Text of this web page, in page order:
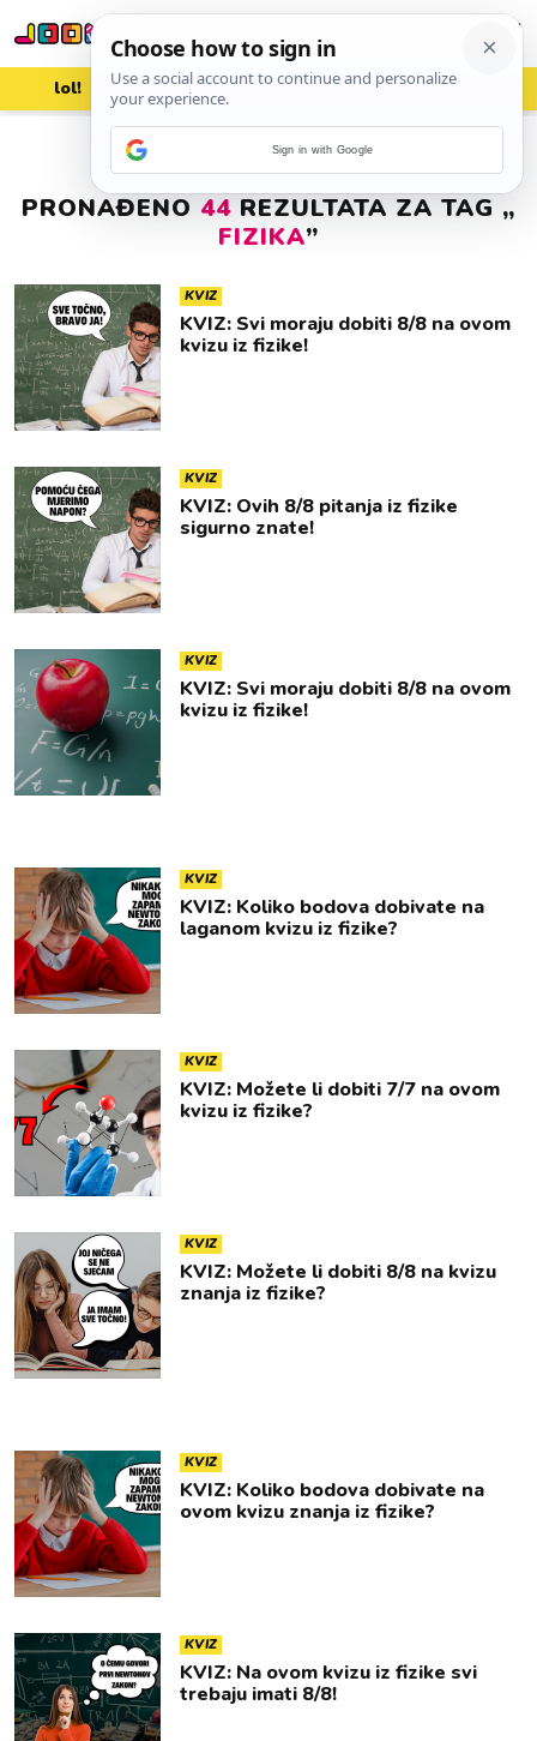
lol! aww vrh! woot?!
PRONAĐENO 44 REZULTATA ZA TAG „
FIZIKA”
KVIZ
KVIZ: Svi moraju dobiti 8/8 na ovom
kvizu iz fizike!
KVIZ
KVIZ: Ovih 8/8 pitanja iz fizike
sigurno znate!
KVIZ
KVIZ: Svi moraju dobiti 8/8 na ovom
kvizu iz fizike!
KVIZ
KVIZ: Koliko bodova dobivate na
laganom kvizu iz fizike?
KVIZ
KVIZ: Možete li dobiti 7/7 na ovom
kvizu iz fizike?
KVIZ
KVIZ: Možete li dobiti 8/8 na kvizu
znanja iz fizike?
KVIZ
KVIZ: Koliko bodova dobivate na
ovom kvizu znanja iz fizike?
KVIZ
KVIZ: Na ovom kvizu iz fizike svi
trebaju imati 8/8!
Sign in with Google